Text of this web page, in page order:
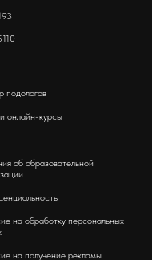
подологов
онлайн-курсы
об образовательной
на обработку персональных
на получение рекламы